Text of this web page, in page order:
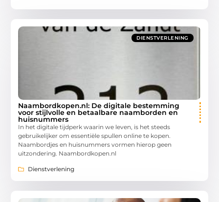
DIENSTVERLENING
Naambordkopen.nl: De digitale bestemming
voor stijlvolle en betaalbare naamborden en
huisnummers
In het digitale tijdperk waarin we leven, is het steeds
gebruikelijker om essentiële spullen online te kopen.
Naambordjes en huisnummers vormen hierop geen
uitzondering. Naambordkopen.nl
Dienstverlening